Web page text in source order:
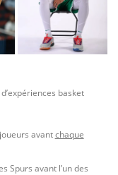
basket
avantchaque
Spurs avant l’un des